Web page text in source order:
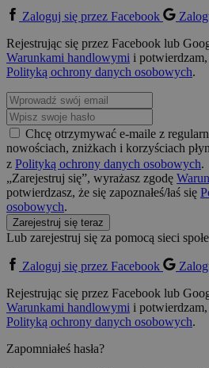
Zaloguj się przez Facebook
Rejestrując się przez Facebook lub
Warunkami handlowymi i potwierdzam,
Polityką ochrony danych osobowych.
Chcę otrzymywać e-maile z
nowościach, zniżkach i korzyściach
z Polityką ochrony danych osobowych.
„Zarejestruj się”, wyrażasz zgodę
potwierdzasz, że się zapoznałeś/łaś się
osobowych.
Zarejestruj się teraz
Lub zarejestruj się za pomocą sieci
Zaloguj się przez Facebook
Rejestrując się przez Facebook lub
Warunkami handlowymi i potwierdzam,
Polityką ochrony danych osobowych.
Zapomniałeś hasła?